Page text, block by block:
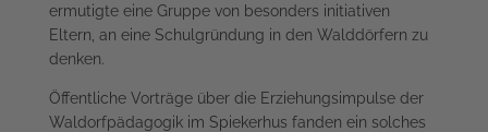
ermutigte eine Gruppe von besonders initiativen
Eltern, an eine Schulgründung in den Walddörfern zu
denken.
Öffentliche Vorträge über die Erziehungsimpulse der
Waldorfpädagogik im Spiekerhus fanden ein solches